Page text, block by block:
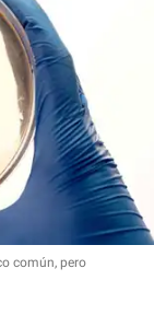
común, pero